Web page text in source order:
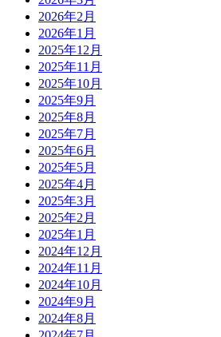
2026年2月
2026年1月
2025年12月
2025年11月
2025年10月
2025年9月
2025年8月
2025年7月
2025年6月
2025年5月
2025年4月
2025年3月
2025年2月
2025年1月
2024年12月
2024年11月
2024年10月
2024年9月
2024年8月